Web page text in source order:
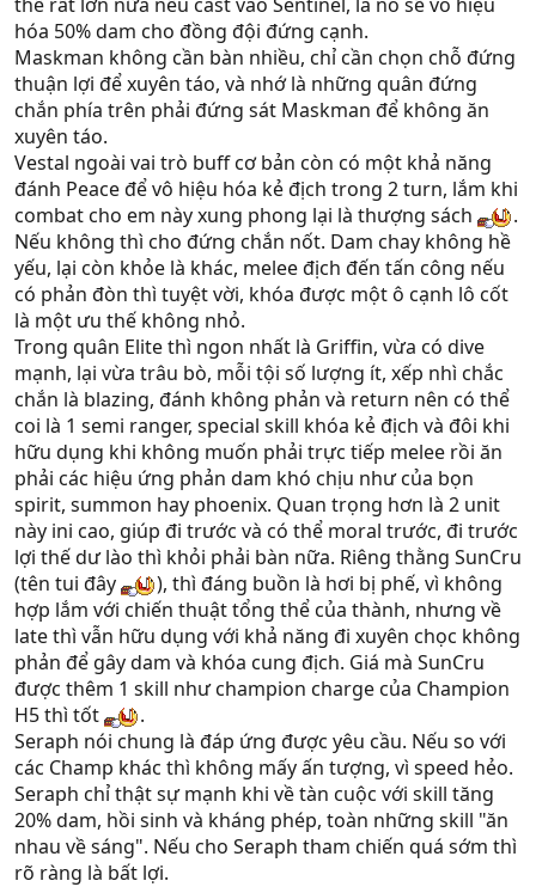
hóa 50% dam cho đồng đội đứng cạnh.
Maskman không cần bàn nhiều, chỉ cần chọn chỗ đứng
thuận lợi để xuyên táo, và nhớ là những quân đứng
chắn phía trên phải đứng sát Maskman để không ăn
xuyên táo.
Vestal ngoài vai trò buff cơ bản còn có một khả năng
đánh Peace để vô hiệu hóa kẻ địch trong 2 turn, lắm khi
combat cho em này xung phong lại là thượng sách
.
Nếu không thì cho đứng chắn nốt. Dam chay không hề
yếu, lại còn khỏe là khác, melee địch đến tấn công nếu
có phản đòn thì tuyệt vời, khóa được một ô cạnh lô cốt
là một ưu thế không nhỏ.
Trong quân Elite thì ngon nhất là Griffin, vừa có dive
mạnh, lại vừa trâu bò, mỗi tội số lượng ít, xếp nhì chắc
chắn là blazing, đánh không phản và return nên có thể
coi là 1 semi ranger, special skill khóa kẻ địch và đôi khi
hữu dụng khi không muốn phải trực tiếp melee rồi ăn
phải các hiệu ứng phản dam khó chịu như của bọn
spirit, summon hay phoenix. Quan trọng hơn là 2 unit
này ini cao, giúp đi trước và có thể moral trước, đi trước
lợi thế dư lào thì khỏi phải bàn nữa. Riêng thằng SunCru
(tên tui đây
), thì đáng buồn là hơi bị phế, vì không
hợp lắm với chiến thuật tổng thể của thành, nhưng về
late thì vẫn hữu dụng với khả năng đi xuyên chọc không
phản để gây dam và khóa cung địch. Giá mà SunCru
được thêm 1 skill như champion charge của Champion
H5 thì tốt
.
Seraph nói chung là đáp ứng được yêu cầu. Nếu so với
các Champ khác thì không mấy ấn tượng, vì speed hẻo.
Seraph chỉ thật sự mạnh khi về tàn cuộc với skill tăng
20% dam, hồi sinh và kháng phép, toàn những skill "ăn
nhau về sáng". Nếu cho Seraph tham chiến quá sớm thì
rõ ràng là bất lợi.